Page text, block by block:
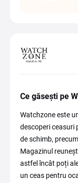
Ce găsești pe
Watchzone este
descoperi ceasuri
de schimb,
Magazinul
astfel încât poți
un ceas pentru